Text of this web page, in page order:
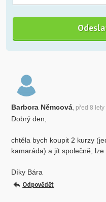
Barbora Němcová, před 8 lety
Dobrý den,
chtěla bych koupit 2 kurzy
kamaráda) a jít společně,
Díky Bára
Odpovědět